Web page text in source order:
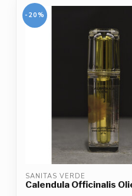
-20%
SANITAS VERDE
Calendula Officinalis